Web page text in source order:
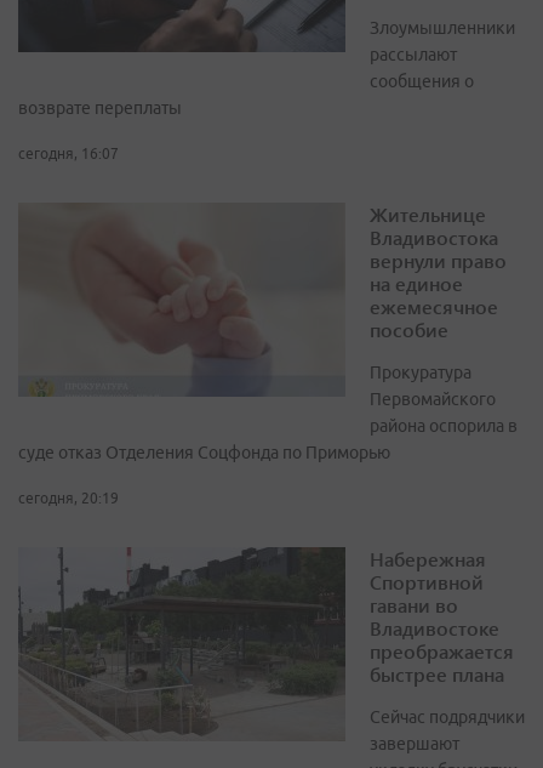
Злоумышленники
рассылают
сообщения о
возврате переплаты
сегодня, 16:07
Жительнице
Владивостока
вернули право
на единое
ежемесячное
пособие
Прокуратура
Первомайского
района оспорила в
суде отказ Отделения Соцфонда по Приморью
сегодня, 20:19
Набережная
Спортивной
гавани во
Владивостоке
преображается
быстрее плана
Сейчас подрядчики
завершают